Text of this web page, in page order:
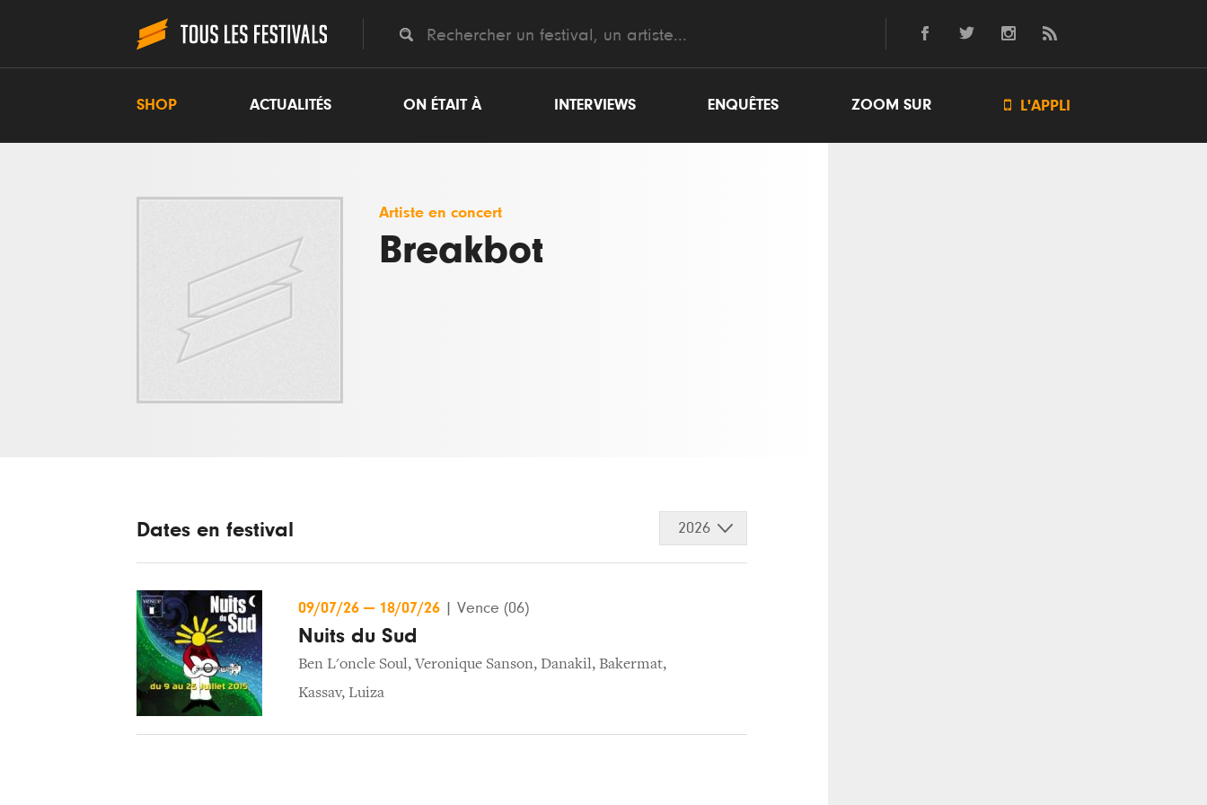
SHOP ACTUALITÉS ON ÉTAIT À INTERVIEWS ENQUÊTES ZOOM SUR  L'APPLI
Artiste en concert
Breakbot
Dates en festival 2026
09/07/26 — 18/07/26 Vence (06)
Nuits du Sud
Ben L'oncle Soul,Veronique Sanson, Danakil, Bakermat,
Kassav, Luiza